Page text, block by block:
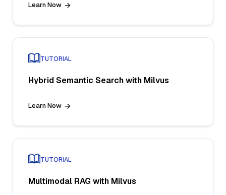
Learn Now
TUTORIAL
Hybrid Semantic Search with Milvus
Learn Now
TUTORIAL
Multimodal RAG with Milvus